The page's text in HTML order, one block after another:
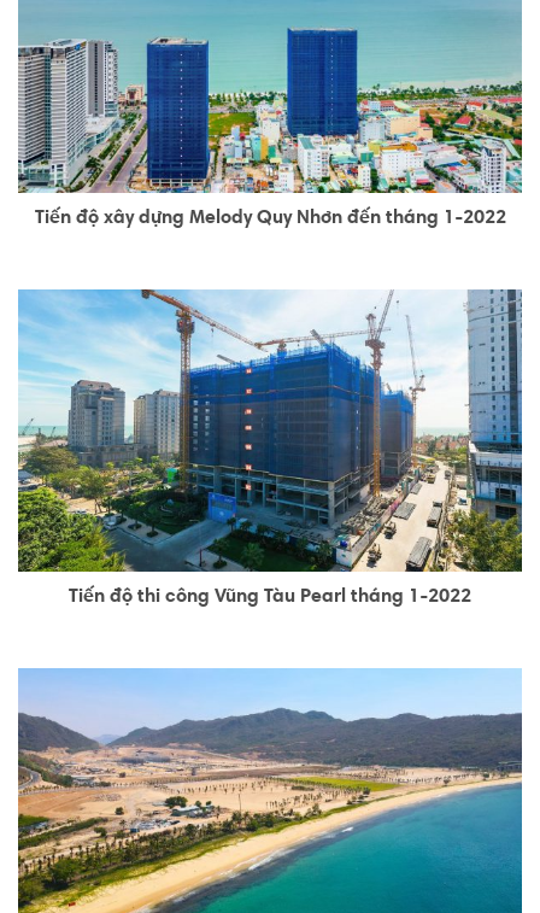
Tiến độ xây dựng Melody Quy Nhơn đến tháng 1-2022
Tiến độ thi công Vũng Tàu Pearl tháng 1-2022